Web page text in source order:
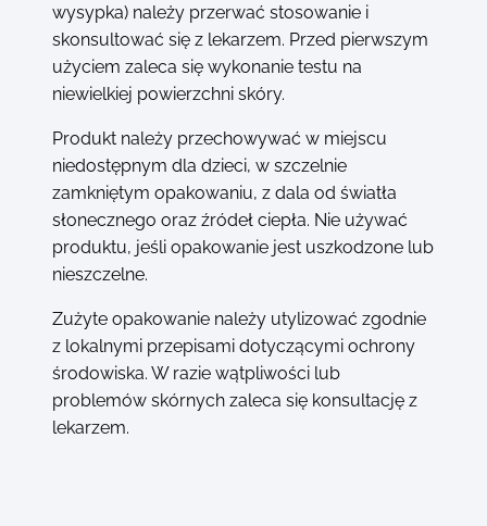
wysypka) należy przerwać stosowanie i
skonsultować się z lekarzem. Przed pierwszym
użyciem zaleca się wykonanie testu na
niewielkiej powierzchni skóry.
Produkt należy przechowywać w miejscu
niedostępnym dla dzieci, w szczelnie
zamkniętym opakowaniu, z dala od światła
słonecznego oraz źródeł ciepła. Nie używać
produktu, jeśli opakowanie jest uszkodzone lub
nieszczelne.
Zużyte opakowanie należy utylizować zgodnie
z lokalnymi przepisami dotyczącymi ochrony
środowiska. W razie wątpliwości lub
problemów skórnych zaleca się konsultację z
lekarzem.